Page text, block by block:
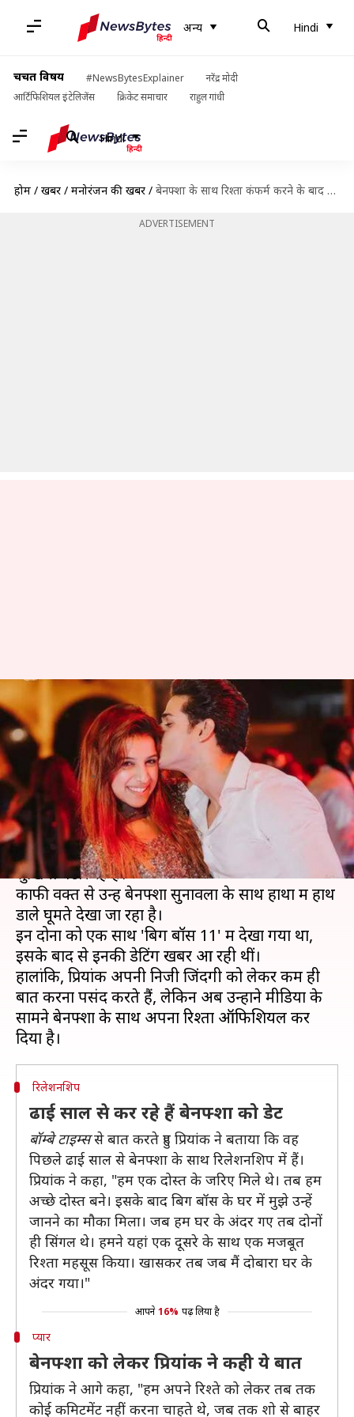
अन्य Hindi
चर्चित विषय #NewsBytesExplainer
नरेंद्र मोदी
आर्टिफिशियल इंटेलिजेंस
क्रिकेट समाचार राहुल गांधी
Hindi
होम / खबरें / मनोरंजन की खबरें / बेनफ्शा के साथ रिश्ता कंफर्म करने के बाद पहली बार बोले प्रियांक, कही ये बातें
ADVERTISEMENT
बेनफ्शा के साथ रिश्ता कंफर्म करने
के बाद पहली बार बोले प्रियांक, कही
ये बातें
लेखन भावना साहनी Apr 11, 2020 03:48 pm
क्या है खबर?
इन दिनों प्रियांक शर्मा अपने रिलेशनशिप को लेकर काफी
सुर्खियां बटोर रहे हैं।
काफी वक्त से उन्हें बेनफ्शा सुनावला के साथ हाथों में हाथ
डाले घूमते देखा जा रहा है।
इन दोनों को एक साथ 'बिग बॉस 11' में देखा गया था,
इसके बाद से इनकी डेटिंग खबरें आ रही थीं।
हालांकि, प्रियांक अपनी निजी जिंदगी को लेकर कम ही
बात करना पसंद करते हैं, लेकिन अब उन्होंने मीडिया के
सामने बेनफ्शा के साथ अपना रिश्ता ऑफिशियल कर
रिलेशनशिप
ढाई साल से कर रहे हैं बेनफ्शा को डेट
बॉम्बे टाइम्ससे बात करते हुए प्रियांक ने बताया कि वह
पिछले ढाई साल से बेनफ्शा के साथ रिलेशनशिप में हैं।
प्रियांक ने कहा, "हम एक दोस्त के जरिए मिले थे। तब हम
अच्छे दोस्त बने। इसके बाद बिग बॉस के घर में मुझे उन्हें
जानने का मौका मिला। जब हम घर के अंदर गए तब दोनों
ही सिंगल थे। हमने यहां एक दूसरे के साथ एक मजबूत
रिश्ता महसूस किया। खासकर तब जब मैं दोबारा घर के
अंदर गया।"
आपने 16% पढ़ लिया है
प्यार
बेनफ्शा को लेकर प्रियांक ने कही ये बात
प्रियांक ने आगे कहा, "हम अपने रिश्ते को लेकर तब तक
कोई कमिटमेंट नहीं करना चाहते थे, जब तक शो से बाहर